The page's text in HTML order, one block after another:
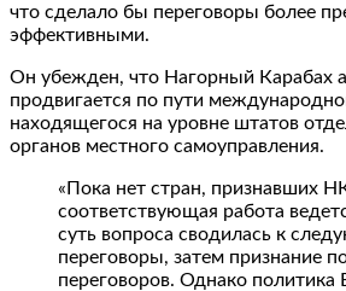
что сделало бы переговоры более
эффективными.
Он убежден, что Нагорный Карабах
продвигается по пути
находящегося на уровне штатов
органов местного самоуправления.
«Пока нет стран, признавших
соответствующая работа
суть вопроса сводилась к
переговоры, затем признание
переговоров. Однако политика